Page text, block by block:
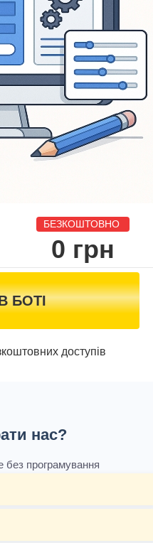
БЕЗКОШТОВНО
0 грн
БОТІ
доступів
нас?
без програмування